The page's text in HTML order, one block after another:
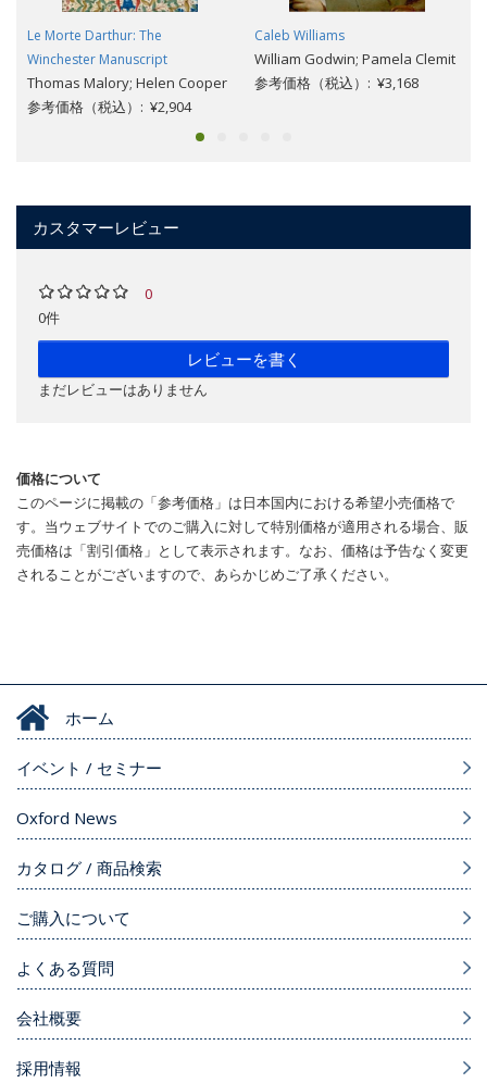
Le Morte Darthur: The
Winchester Manuscript
Thomas Malory; Helen Cooper
参考価格（税込）: ¥2,904
Caleb Williams
William Godwin; Pamela Clemit
参考価格（税込）: ¥3,168
カスタマーレビュー
0
0件
レビューを書く
まだレビューはありません
価格について
このページに掲載の「参考価格」は日本国内における希望小売価格で
す。当ウェブサイトでのご購入に対して特別価格が適用される場合、販
売価格は「割引価格」として表示されます。なお、価格は予告なく変更
されることがございますので、あらかじめご了承ください。
ホーム
イベント / セミナー
Oxford News
カタログ / 商品検索
ご購入について
よくある質問
会社概要
採用情報